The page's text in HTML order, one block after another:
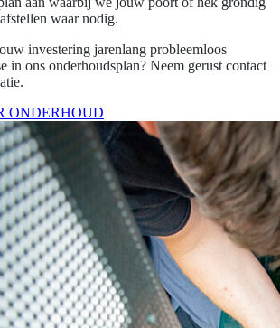
waar nodig.
investering jarenlang probleemloos
in ons onderhoudsplan? Neem gerust contact
ONDERHOUD